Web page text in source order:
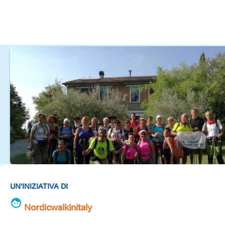
UN'INIZIATIVA DI
Nordicwalkinitaly